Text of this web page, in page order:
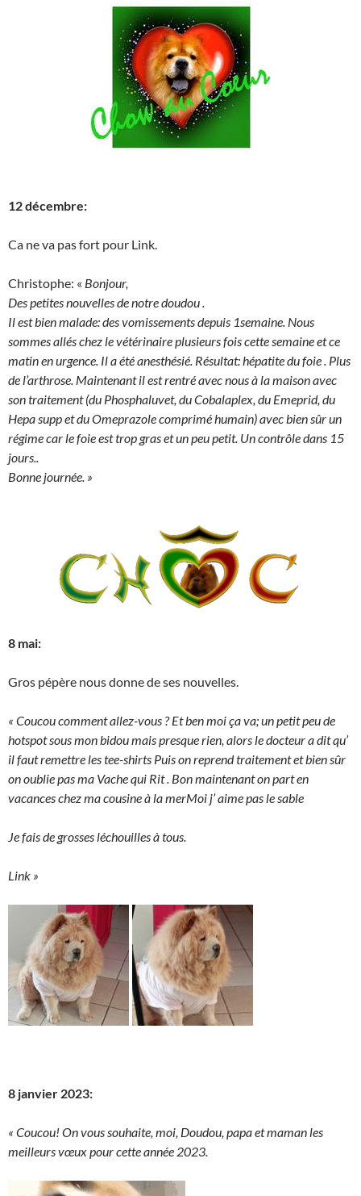
12 décembre:
Ca ne va pas fort pour Link.
Christophe: « Bonjour,
Des petites nouvelles de notre doudou .
Il est bien malade: des vomissements depuis 1semaine. Nous
sommes allés chez le vétérinaire plusieurs fois cette semaine et ce
matin en urgence. Il a été anesthésié. Résultat: hépatite du foie . Plus
de l’arthrose. Maintenant il est rentré avec nous à la maison avec
son traitement (du Phosphaluvet, du Cobalaplex, du Emeprid, du
Hepa supp et du Omeprazole comprimé humain) avec bien sûr un
régime car le foie est trop gras et un peu petit. Un contrôle dans 15
jours..
Bonne journée. »
8 mai:
Gros pépère nous donne de ses nouvelles.
« Coucou comment allez-vous ? Et ben moi ça va; un petit peu de
hotspot sous mon bidou mais presque rien, alors le docteur a dit qu’
il faut remettre les tee-shirts Puis on reprend traitement et bien sûr
on oublie pas ma Vache qui Rit . Bon maintenant on part en
vacances chez ma cousine à la merMoi j’ aime pas le sable
Je fais de grosses léchouilles à tous.
Link »
8 janvier 2023:
« Coucou! On vous souhaite, moi, Doudou, papa et maman les
meilleurs vœux pour cette année 2023.